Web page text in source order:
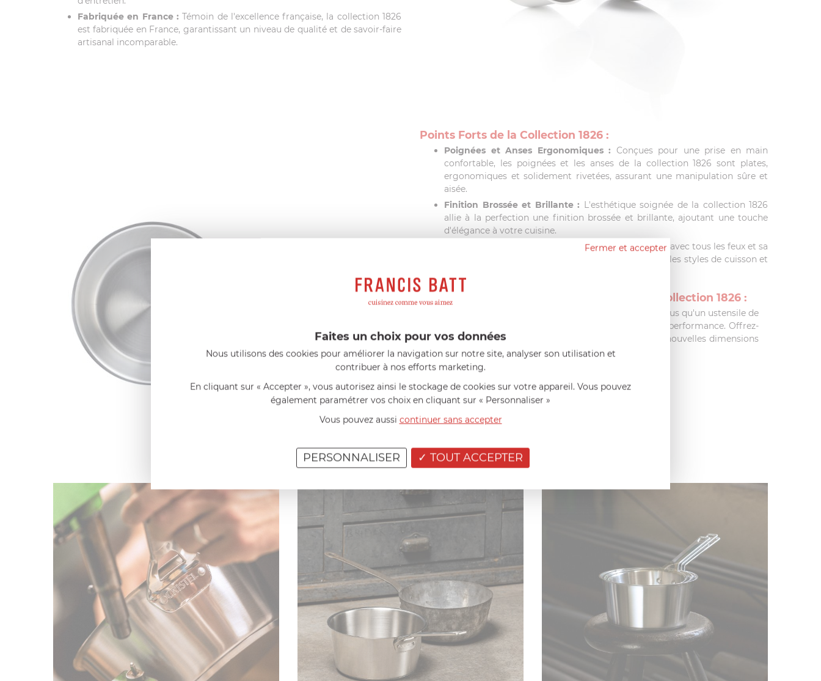
Fabriquée en France : Témoin de l'excellence française, la collection 1826
est fabriquée en France, garantissant un niveau de qualité et de savoir-faire
artisanal incomparable.
Points Forts de la Collection 1826 :
Poignées et Anses Ergonomiques : Conçues pour une prise en main
confortable, les poignées et les anses de la collection 1826 sont plates,
ergonomiques et solidement rivetées, assurant une manipulation sûre et
aisée.
Finition Brossée et Brillante : L'esthétique soignée de la collection 1826
allie à la perfection une finition brossée et brillante, ajoutant une touche
d'élégance à votre cuisine.
Avec sa compatibilité avec tous les feux et sa
résistance au four, la collection 1826 s'adapte à tous les styles de cuisson et
Optez pour l'Excellence Culinaire avec la Collection 1826 :
La poele 28cm de la collection 1826 de Cristel est bien plus qu'un ustensile de
cuisine, c'est un symbole de tradition, de qualité et de performance. Offrez-
vous l'excellence avec la collection 1826 et explorez de nouvelles dimensions
culinaires.
Fermer et accepter
Faites un choix pour vos données
Nous utilisons des cookies pour améliorer la navigation sur notre site, analyser son utilisation et
contribuer à nos efforts marketing.
En cliquant sur « Accepter », vous autorisez ainsi le stockage de cookies sur votre appareil. Vous pouvez
également paramétrer vos choix en cliquant sur « Personnaliser »
Vous pouvez aussi continuer sans accepter
TOUT ACCEPTER
PERSONNALISER